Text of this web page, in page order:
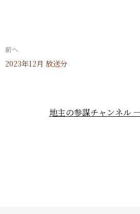
ー
前へ
2023年12月 放送分
地主の参謀チャンネル